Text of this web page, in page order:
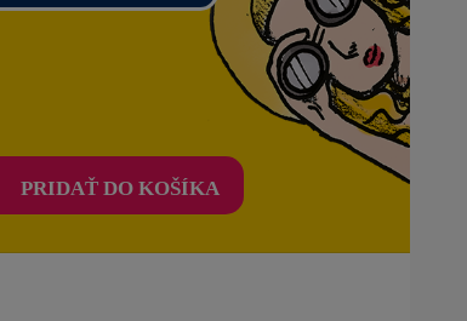
PRIDAŤ DO KOŠÍKA